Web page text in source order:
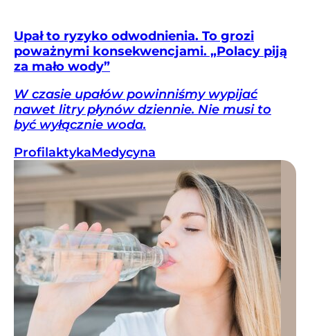
Upał to ryzyko odwodnienia. To grozi
poważnymi konsekwencjami. „Polacy piją
za mało wody”
W czasie upałów powinniśmy wypijać
nawet litry płynów dziennie. Nie musi to
być wyłącznie woda.
ProfilaktykaMedycyna